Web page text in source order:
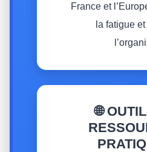
France et
la fatigue
🌐